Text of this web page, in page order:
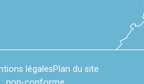
légalesPlan du site